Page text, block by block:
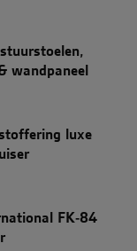
wandpaneel
luxe
FK-84